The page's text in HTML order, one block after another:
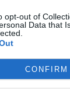
opt-out of
Data that
CONFIRM
kalbos –
tikriausias